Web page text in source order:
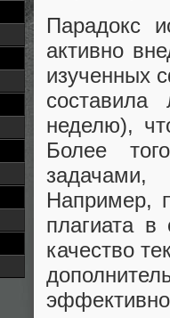
Парадокс
активно
изученных
неделю),
Более
Например,
плагиата в
качество